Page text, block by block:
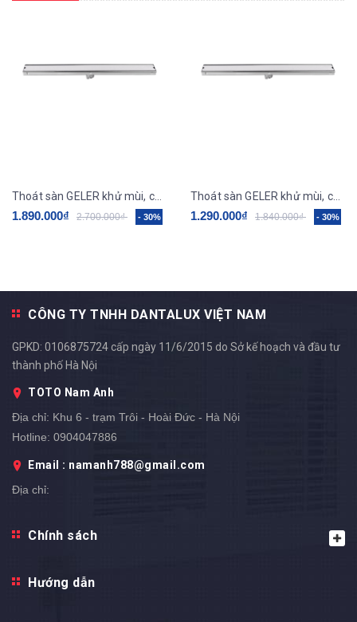
Thoát sàn GELER khử mùi, chống côn trùng GL14
1.890.000₫ 2.700.000₫ - 30%
Thoát sàn GELER khử mùi, chống côn trùng GL12
1.290.000₫ 1.840.000₫ - 30%
CÔNG TY TNHH DANTALUX VIỆT NAM
GPKD: 0106875724 cấp ngày 11/6/2015 do Sở kế hoạch và đầu tư
thành phố Hà Nội
TOTO Nam Anh
Địa chỉ: Khu 6 - trạm Trôi - Hoài Đức - Hà Nội
Hotline: 0904047886
Email : namanh788@gmail.com
Địa chỉ:
Chính sách
Hướng dẫn